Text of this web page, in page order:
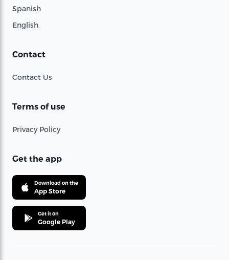
Spanish
English
Contact
Contact Us
Terms of use
Privacy Policy
Get the app
Download on the
App Store
Get it on
Google Play